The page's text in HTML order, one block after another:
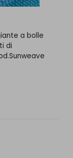
a bolle
di